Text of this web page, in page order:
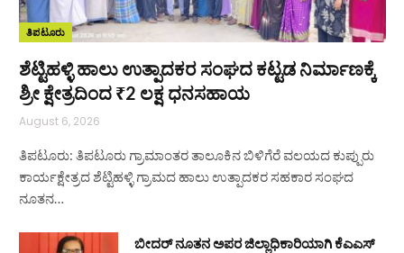
ತಿಪಟೂರು
ಶೆಟ್ಟಿಹಳ್ಳಿ ಹಾಲು ಉತ್ಪಾದಕರ ಸಂಘದ ಕಟ್ಟಡ ನಿರ್ಮಾಣಕ್ಕೆ
ಶ್ರೀ ಕ್ಷೇತ್ರದಿಂದ ₹2 ಲಕ್ಷ ಧನಸಹಾಯ
August 6, 2026
ತಿಪಟೂರು: ತಿಪಟೂರು ಗ್ರಾಮಾಂತರ ತಾಲೂಕಿನ ಬಿಳಿಗೆರೆ ವಲಯದ ಕುಪ್ಪುರು
ಕಾರ್ಯಕ್ಷೇತ್ರದ ಶೆಟ್ಟಿಹಳ್ಳಿ ಗ್ರಾಮದ ಹಾಲು ಉತ್ಪಾದಕರ ಸಹಕಾರ ಸಂಘದ
ನೂತನ…
ಬೀದರ್ ನೂತನ ಅಪರ ಜಿಲ್ಲಾಧಿಕಾರಿಯಾಗಿ ಕೆಎಎಸ್